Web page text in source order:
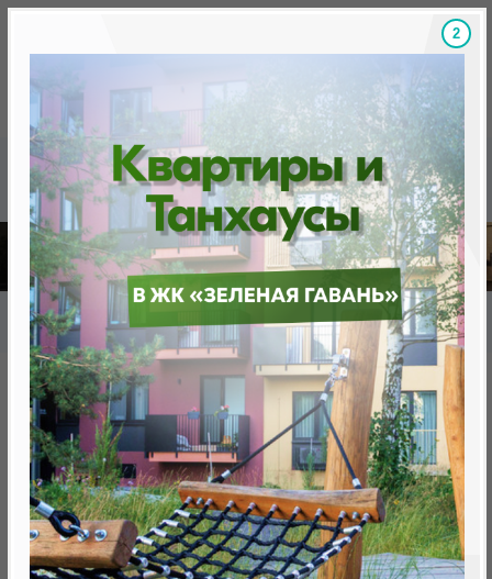
Скидки на новостройки, бонусы Готовые
Главная База новостроек Минска «Минск Мир»
12.14 "Женева", квартал "Западная Европа"
12.14 "Женева", квартал
"Западная Европа"
нет в продаже
Минск, Октябрьский, ул. Жореса Алфёрова
метро «Ковальская Слобода», 566 м
1